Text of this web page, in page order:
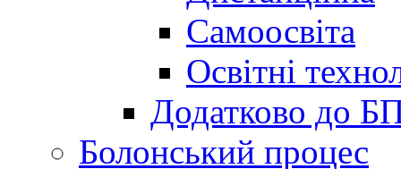
Самоосвіта
Освітні
Додатково до
Болонський процес